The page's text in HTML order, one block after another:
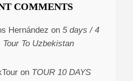
COMMENTS
Hernández on 5 days / 4
Tour To Uzbekistan
on TOUR 10 DAYS